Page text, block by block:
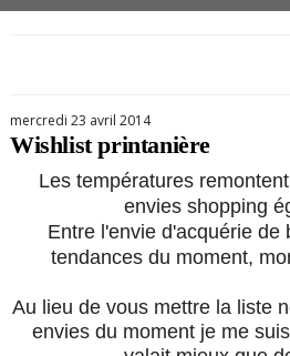
mercredi 23 avril 2014
Wishlist printanière
Les températures
envies shopping
Entre l'envie d'acquérie de
tendances du moment,
Au lieu de vous mettre la liste
envies du moment je me